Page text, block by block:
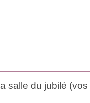
salle du jubilé (vos